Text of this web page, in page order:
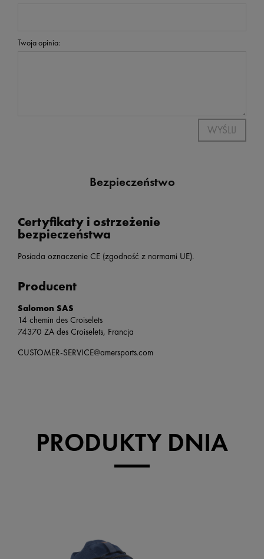
Twoja opinia:
WYŚLIJ
Bezpieczeństwo
Certyfikaty i ostrzeżenie
bezpieczeństwa
Posiada oznaczenie CE (zgodność z normami UE).
Producent
Salomon SAS
14 chemin des Croiselets
74370 ZA des Croiselets, Francja
CUSTOMER-SERVICE@amersports.com
PRODUKTY DNIA